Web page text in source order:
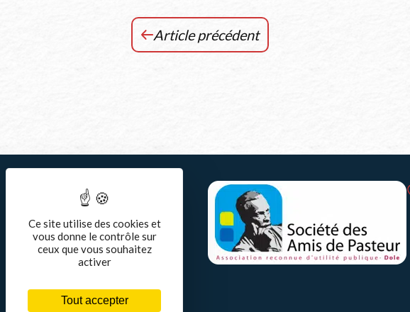
Chronique
2023
Article précédent
Ce site utilise des cookies et
vous donne le contrôle sur
ceux que vous souhaitez
activer
Tout accepter